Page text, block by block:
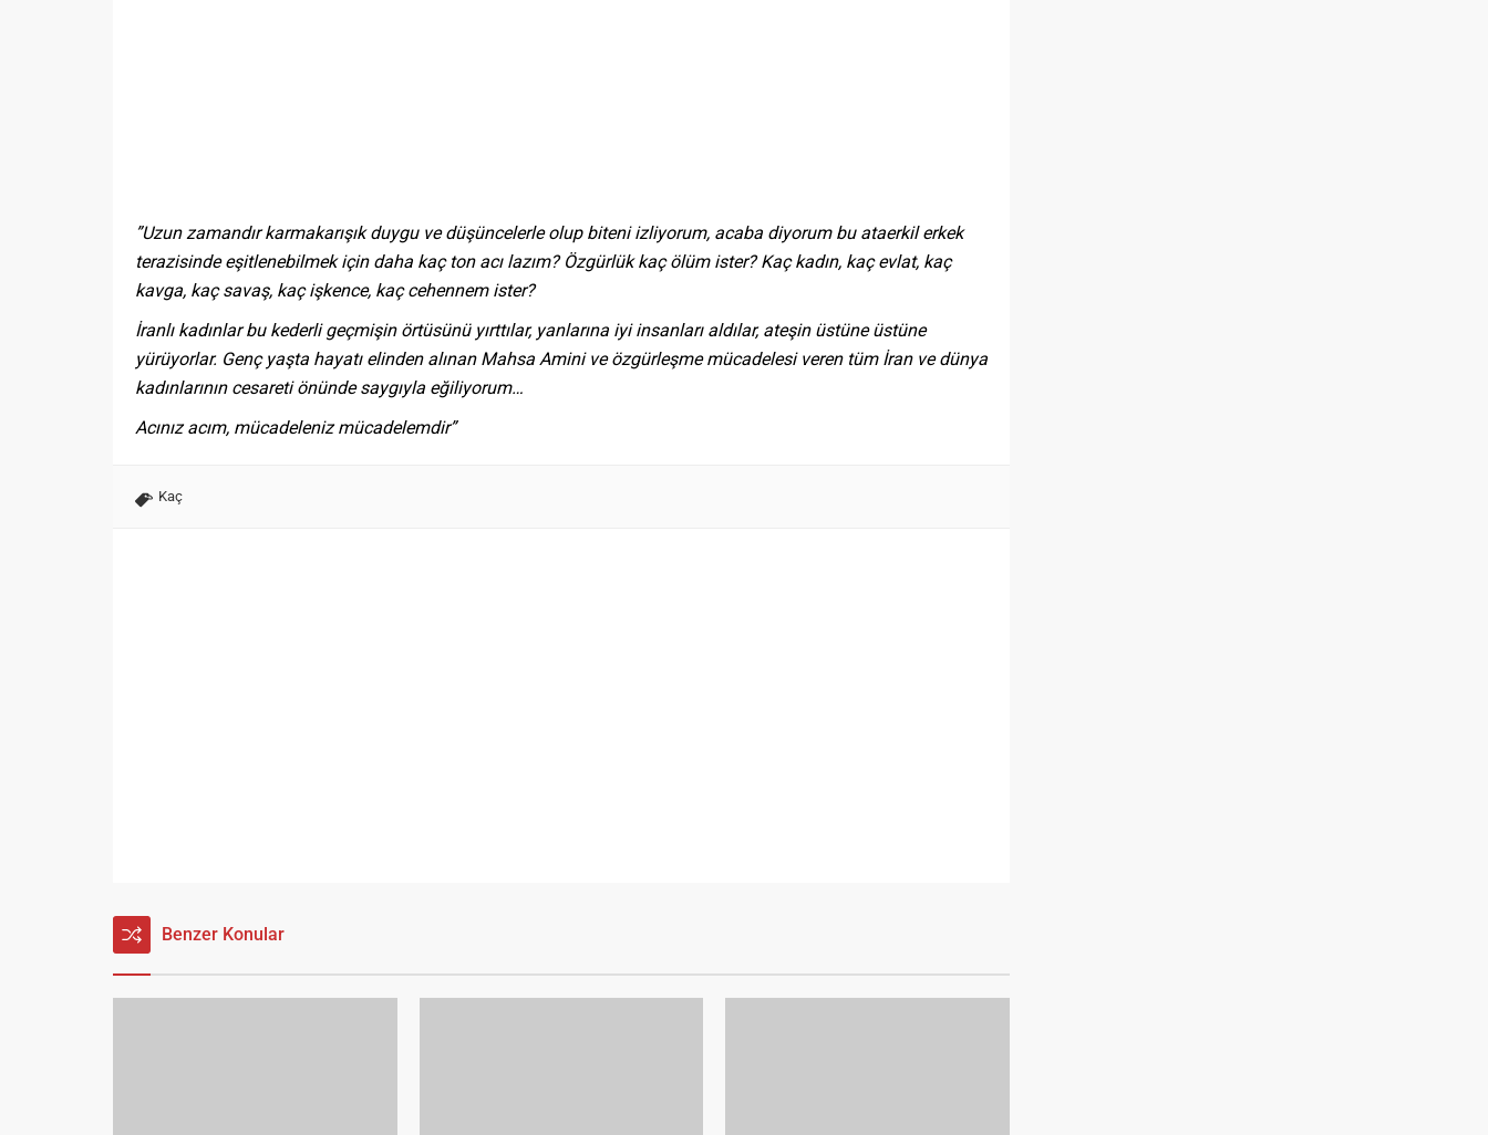
”Uzun zamandır karmakarışık duygu ve düşüncelerle olup biteni izliyorum, acaba diyorum bu ataerkil erkek
terazisinde eşitlenebilmek için daha kaç ton acı lazım? Özgürlük kaç ölüm ister? Kaç kadın, kaç evlat, kaç
kavga, kaç savaş, kaç işkence, kaç cehennem ister?
İranlı kadınlar bu kederli geçmişin örtüsünü yırttılar, yanlarına iyi insanları aldılar, ateşin üstüne üstüne
yürüyorlar. Genç yaşta hayatı elinden alınan Mahsa Amini ve özgürleşme mücadelesi veren tüm İran ve dünya
kadınlarının cesareti önünde saygıyla eğiliyorum…
Acınız acım, mücadeleniz mücadelemdir”
Kaç
Benzer Konular